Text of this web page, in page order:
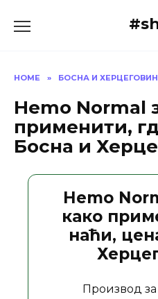
HOME » БОСНА И
Hemo Normal
применити,
Босна и
Hemo
како
наћи,
Производ